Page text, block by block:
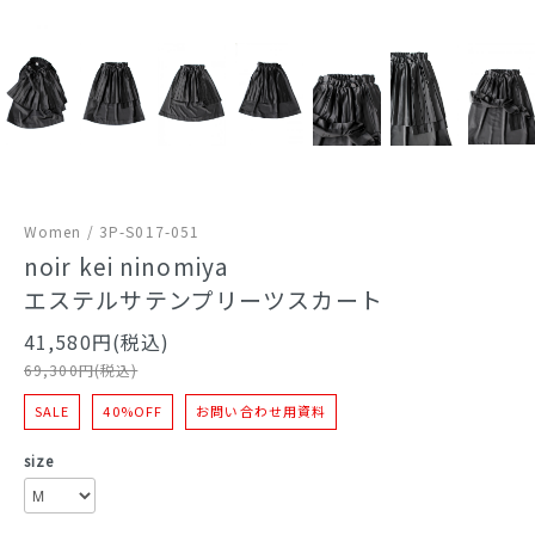
Women / 3P-S017-051
noir kei ninomiya
エステルサテンプリーツスカート
41,580円(税込)
69,300円(税込)
SALE 40%OFF お問い合わせ用資料
size